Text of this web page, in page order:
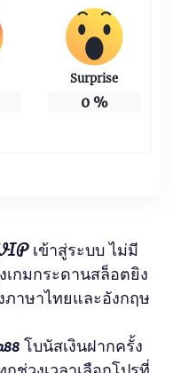
Surprise
0%
เข้าสู่ระบบ ไม่มี
เกมกระดานสล็อตยิง
ภาษาไทยและอังกฤษ
โบนัสเงินฝากครั้ง